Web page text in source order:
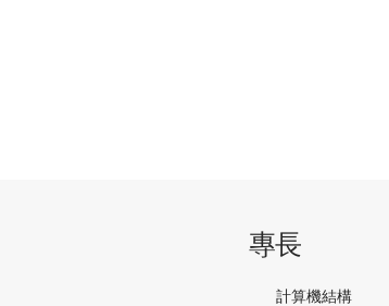
專長
計算機結構